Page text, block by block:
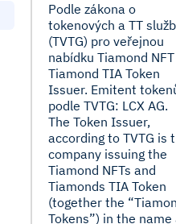
Podle zákona o
tokenových a TT
(TVTG) pro veřejnou
nabídku Tiamond
Tiamond TIA Token
Issuer. Emitent
podle TVTG: LCX AG.
The Token Issuer,
according to TVTG is
company issuing the
Tiamond NFTs and
Tiamonds TIA Token
(together the
Tokens”) in the name